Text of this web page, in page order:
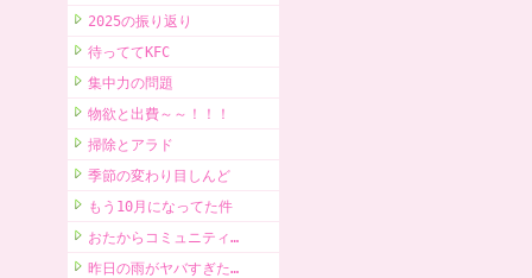
2025の振り返り
待っててKFC
集中力の問題
物欲と出費～～！！！
掃除とアラド
季節の変わり目しんど
もう10月になってた件
おたからコミュニティ…
昨日の雨がヤバすぎた…